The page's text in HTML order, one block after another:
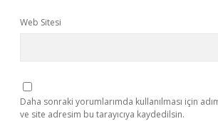
Web Sitesi
Daha sonraki yorumlarımda kullanılması için
ve site adresim bu tarayıcıya kaydedilsin.